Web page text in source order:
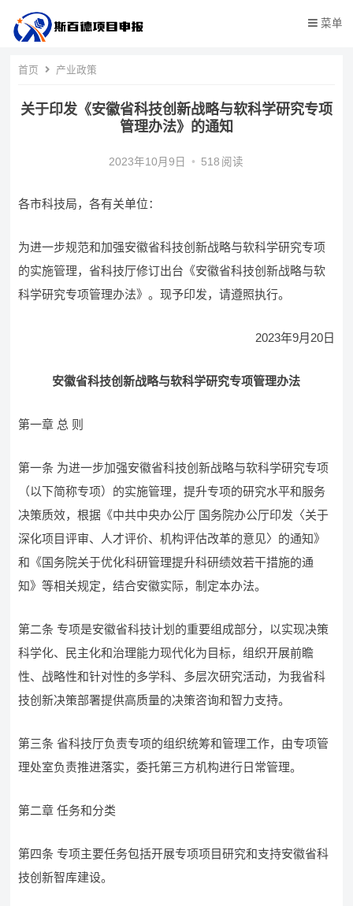
菜单
首页 产业政策
关于印发《安徽省科技创新战略与软科学研究专项
管理办法》的通知
2023年10月9日 • 518 阅读
各市科技局，各有关单位：
为进一步规范和加强安徽省科技创新战略与软科学研究专项
的实施管理，省科技厅修订出台《安徽省科技创新战略与软
科学研究专项管理办法》。现予印发，请遵照执行。
2023年9月20日
安徽省科技创新战略与软科学研究专项管理办法
第一章 总 则
第一条 为进一步加强安徽省科技创新战略与软科学研究专项
（以下简称专项）的实施管理，提升专项的研究水平和服务
决策质效，根据《中共中央办公厅 国务院办公厅印发〈关于
深化项目评审、人才评价、机构评估改革的意见〉的通知》
和《国务院关于优化科研管理提升科研绩效若干措施的通
知》等相关规定，结合安徽实际，制定本办法。
第二条 专项是安徽省科技计划的重要组成部分，以实现决策
科学化、民主化和治理能力现代化为目标，组织开展前瞻
性、战略性和针对性的多学科、多层次研究活动，为我省科
技创新决策部署提供高质量的决策咨询和智力支持。
第三条 省科技厅负责专项的组织统筹和管理工作，由专项管
理处室负责推进落实，委托第三方机构进行日常管理。
第二章 任务和分类
第四条 专项主要任务包括开展专项项目研究和支持安徽省科
技创新智库建设。